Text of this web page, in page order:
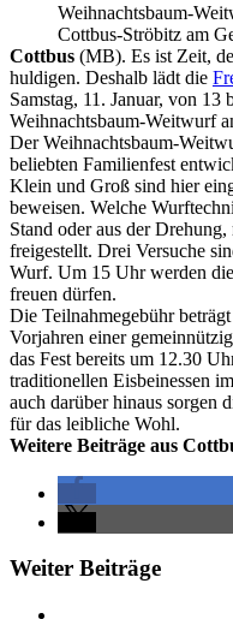
Weihnachtsbaum-
Cottbus-Ströbitz am
Cottbus (MB). Es ist Zeit,
huldigen. Deshalb lädt die
Samstag, 11. Januar, von
Weihnachtsbaum-Weitwurf
Der Weihnachtsbaum-
beliebten Familienfest
Klein und Groß sind hier
beweisen. Welche
Stand oder aus der
freigestellt. Drei Versuche
Wurf. Um 15 Uhr werden
freuen dürfen.
Die Teilnahmegebühr
Vorjahren einer
das Fest bereits um 12.30
traditionellen Eisbeinessen
auch darüber hinaus sorgen
für das leibliche Wohl.
Weitere Beiträge aus
Weiter Beiträge